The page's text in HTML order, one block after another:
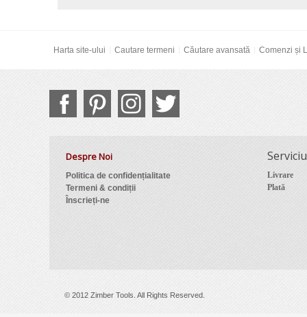
Harta site-ului Cautare termeni Căutare avansată Comenzi și
Despre Noi
Politica de confidențialitate
Termeni & condiții
Înscrieți-ne
Livrare
Plată
© 2012 Zimber Tools. All Rights Reserved.